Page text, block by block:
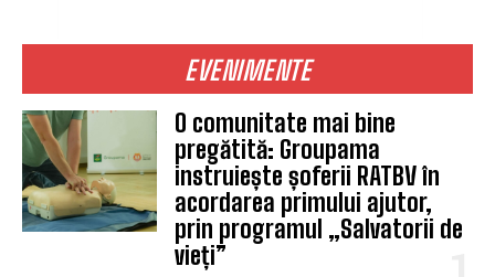
EVENIMENTE
O comunitate mai bine
pregătită: Groupama
instruiește șoferii RATBV în
acordarea primului ajutor,
prin programul „Salvatorii de
vieți”